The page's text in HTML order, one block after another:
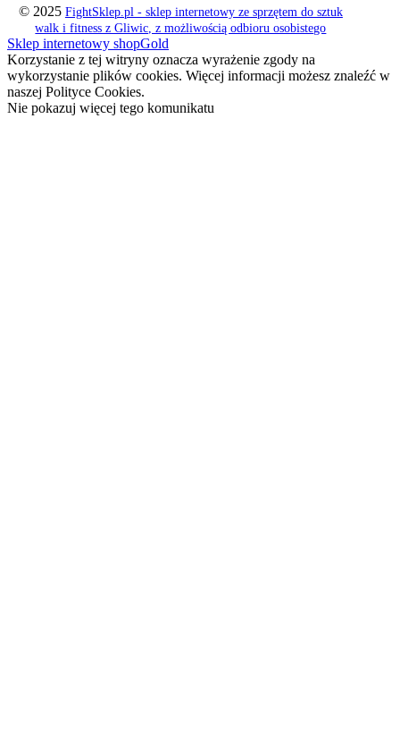
© 2025 FightSklep.pl - sklep internetowy ze sprzętem do sztuk
walk i fitness z Gliwic, z możliwością odbioru osobistego
Sklep internetowy shopGold
Korzystanie z tej witryny oznacza wyrażenie zgody na
wykorzystanie plików cookies. Więcej informacji możesz znaleźć w
naszej Polityce Cookies.
Nie pokazuj więcej tego komunikatu